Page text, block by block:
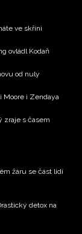
ve skříni
ovládl Kodaň
od nuly
Moore i Zendaya
zraje s časem
žáru se část lidí
detox na